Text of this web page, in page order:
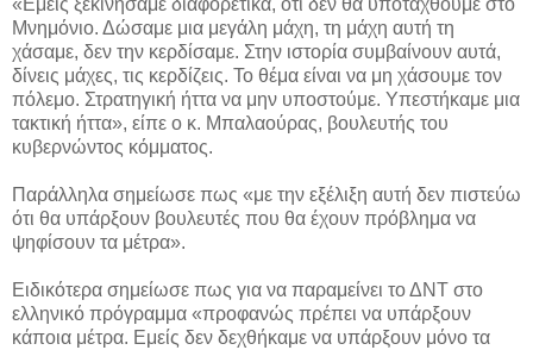
«Εμείς ξεκινήσαμε διαφορετικά, ότι δεν θα υποταχθούμε στο
Μνημόνιο. Δώσαμε μια μεγάλη μάχη, τη μάχη αυτή τη
χάσαμε, δεν την κερδίσαμε. Στην ιστορία συμβαίνουν αυτά,
δίνεις μάχες, τις κερδίζεις. Το θέμα είναι να μη χάσουμε τον
πόλεμο. Στρατηγική ήττα να μην υποστούμε. Υπεστήκαμε μια
τακτική ήττα», είπε ο κ. Μπαλαούρας, βουλευτής του
κυβερνώντος κόμματος.
Παράλληλα σημείωσε πως «με την εξέλιξη αυτή δεν πιστεύω
ότι θα υπάρξουν βουλευτές που θα έχουν πρόβλημα να
ψηφίσουν τα μέτρα».
Ειδικότερα σημείωσε πως για να παραμείνει το ΔΝΤ στο
ελληνικό πρόγραμμα «προφανώς πρέπει να υπάρξουν
κάποια μέτρα. Εμείς δεν δεχθήκαμε να υπάρξουν μόνο τα